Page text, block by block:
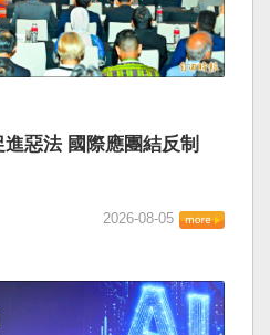
惡法 國際應團結反制
2026-08-05